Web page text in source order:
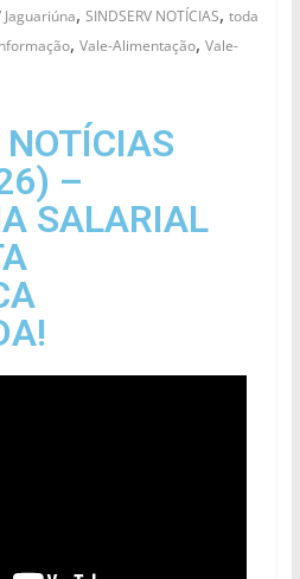
Jaguariúna, SINDSERV NOTÍCIAS, toda
, Vale-Alimentação, Vale-
–
SALARIAL